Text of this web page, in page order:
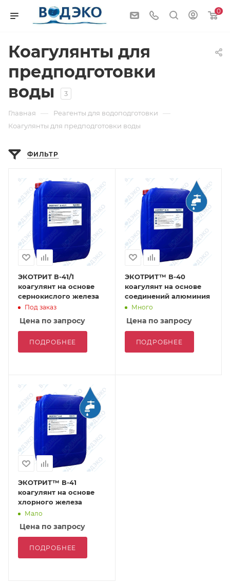
0
Коагулянты для
предподготовки
воды
3
Главная — Реагенты для водоподготовки —
Коагулянты для предподготовки воды
ФИЛЬТР
ЭКОТРИТ В-41/1
коагулянт на основе
сернокислого железа
Под заказ
Цена по запросу
ПОДРОБНЕЕ
ЭКОТРИТ™ В-40
коагулянт на основе
соединений алюминия
Много
Цена по запросу
ПОДРОБНЕЕ
ЭКОТРИТ™ В-41
коагулянт на основе
хлорного железа
Мало
Цена по запросу
ПОДРОБНЕЕ